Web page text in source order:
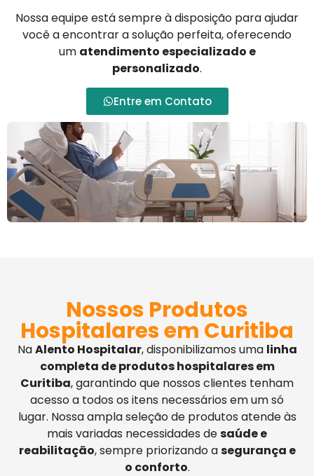
Nossa equipe está sempre à disposição para ajudar
você a encontrar a solução perfeita, oferecendo
um atendimento especializado e
personalizado.
Entre em Contato
Nossos Produtos
Hospitalares em Curitiba
NaAlento Hospitalar, disponibilizamos uma linha
completa de produtos hospitalares em
Curitiba, garantindo que nossos clientes tenham
acesso a todos os itens necessários em um só
lugar. Nossa ampla seleção de produtos atende às
mais variadas necessidades desaúde e
reabilitação, sempre priorizando asegurança e
o conforto.